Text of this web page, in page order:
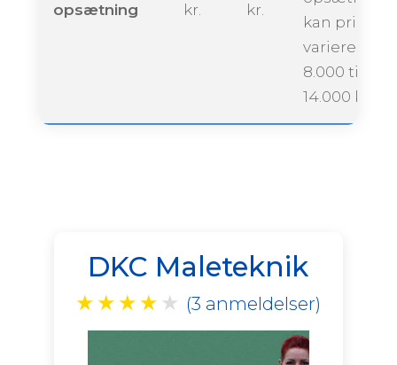
opsætning
kr.
kr.
kan prisen
variere fra
8.000 til
14.000
DKC Maleteknik
★ ★ ★ ★ ★ (3 anmeldelser)